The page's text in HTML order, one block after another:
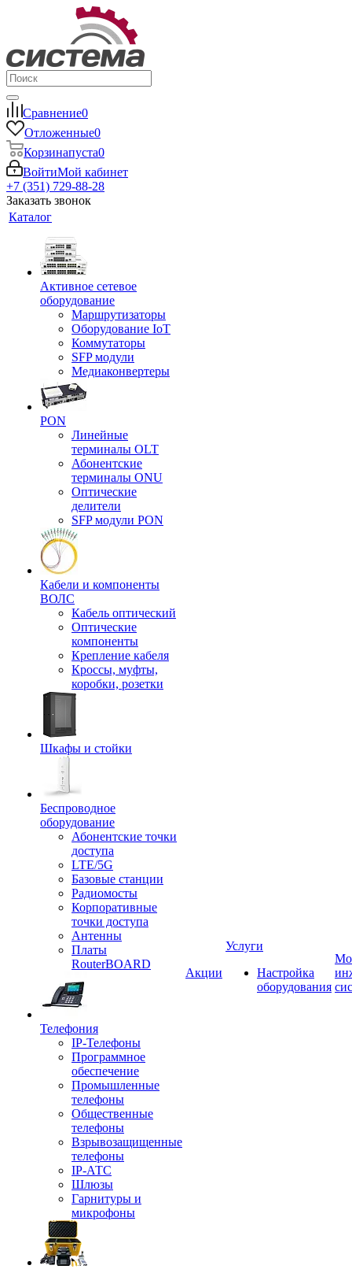
Сравнение0
Отложенные0
Корзинапуста0
ВойтиМой кабинет
+7 (351) 729-88-28
Заказать звонок
Каталог
Активное сетевое
оборудование
Маршрутизаторы
Оборудование IoT
Коммутаторы
SFP модули
Медиаконвертеры
PON
Линейные
терминалы OLT
Абонентские
терминалы ONU
Оптические
делители
SFP модули PON
Кабели и компоненты
ВОЛС
Кабель оптический
Оптические
компоненты
Крепление кабеля
Кроссы, муфты,
коробки, розетки
Шкафы и стойки
Беспроводное
оборудование
Абонентские точки
доступа
LTE/5G
Базовые станции
Радиомосты
Корпоративные
точки доступа
Антенны
Платы
RouterBOARD
Телефония
IP-Телефоны
Программное
обеспечение
Промышленные
телефоны
Общественные
телефоны
Взрывозащищенные
телефоны
IP-АТС
Шлюзы
Гарнитуры и
микрофоны
Акции
Услуги
Настройка
оборудования